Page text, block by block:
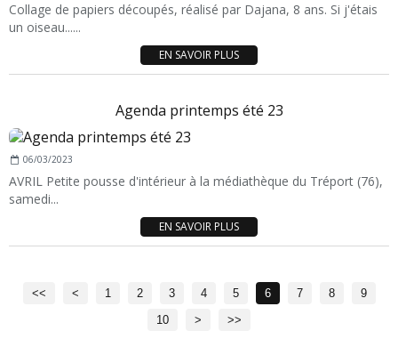
Collage de papiers découpés, réalisé par Dajana, 8 ans. Si j'étais
un oiseau......
EN SAVOIR PLUS
Agenda printemps été 23
06/03/2023
AVRIL Petite pousse d'intérieur à la médiathèque du Tréport (76),
samedi...
EN SAVOIR PLUS
<< < 1 2 3 4 5 6 7 8
9
10
> >>